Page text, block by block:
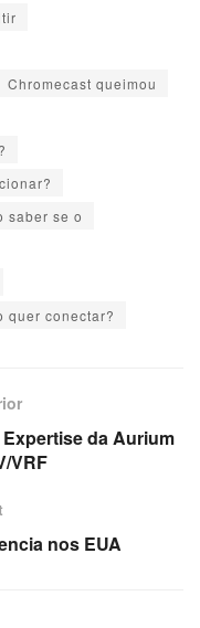
Chromecast queimou
saber se o
quer conectar?
da Aurium
VRF
nos EUA